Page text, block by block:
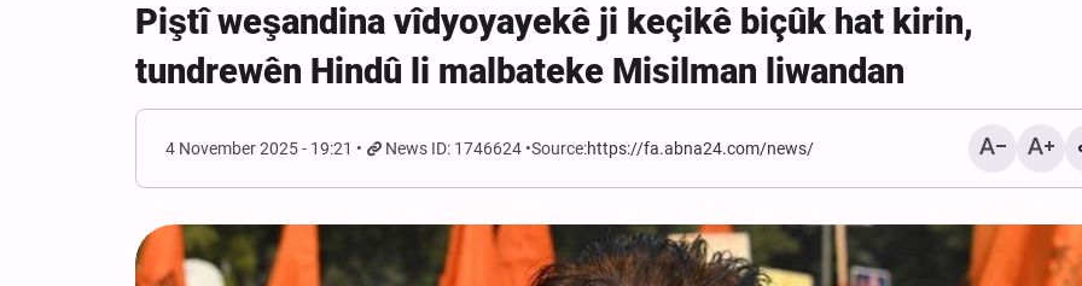
Piştî weşandina vîdyoyayekê ji keçikê biçûk hat kirin,
tundrewên Hindû li malbateke Misilman liwandan
4 November 2025 - 19:21 News ID: 1746624 Source:https://fa.abna24.com/news/
Çima mirovê ku ji jiyana
westiyayî ye, di Erbainê
dibîne?